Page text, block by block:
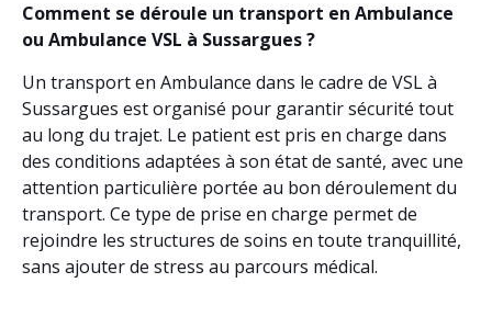
Comment se déroule un transport en Ambulance
ou Ambulance VSL à Sussargues ?
Un transport en Ambulance dans le cadre de VSL à
Sussargues est organisé pour garantir sécurité tout
au long du trajet. Le patient est pris en charge dans
des conditions adaptées à son état de santé, avec une
attention particulière portée au bon déroulement du
transport. Ce type de prise en charge permet de
rejoindre les structures de soins en toute tranquillité,
sans ajouter de stress au parcours médical.